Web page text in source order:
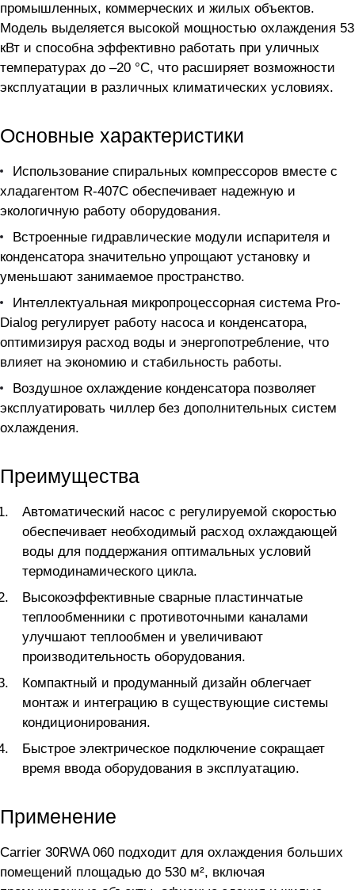
промышленных, коммерческих и жилых объектов.
Модель выделяется высокой мощностью охлаждения 53
кВт и способна эффективно работать при уличных
температурах до –20 °C, что расширяет возможности
эксплуатации в различных климатических условиях.
Основные характеристики
Использование спиральных компрессоров вместе с
хладагентом R-407C обеспечивает надежную и
экологичную работу оборудования.
Встроенные гидравлические модули испарителя и
конденсатора значительно упрощают установку и
уменьшают занимаемое пространство.
Интеллектуальная микропроцессорная система Pro-
Dialog регулирует работу насоса и конденсатора,
оптимизируя расход воды и энергопотребление, что
влияет на экономию и стабильность работы.
Воздушное охлаждение конденсатора позволяет
эксплуатировать чиллер без дополнительных систем
охлаждения.
Преимущества
Автоматический насос с регулируемой скоростью
обеспечивает необходимый расход охлаждающей
воды для поддержания оптимальных условий
термодинамического цикла.
Высокоэффективные сварные пластинчатые
теплообменники с противоточными каналами
улучшают теплообмен и увеличивают
производительность оборудования.
Компактный и продуманный дизайн облегчает
монтаж и интеграцию в существующие системы
кондиционирования.
Быстрое электрическое подключение сокращает
время ввода оборудования в эксплуатацию.
Применение
Carrier 30RWA 060 подходит для охлаждения больших
помещений площадью до 530 м², включая